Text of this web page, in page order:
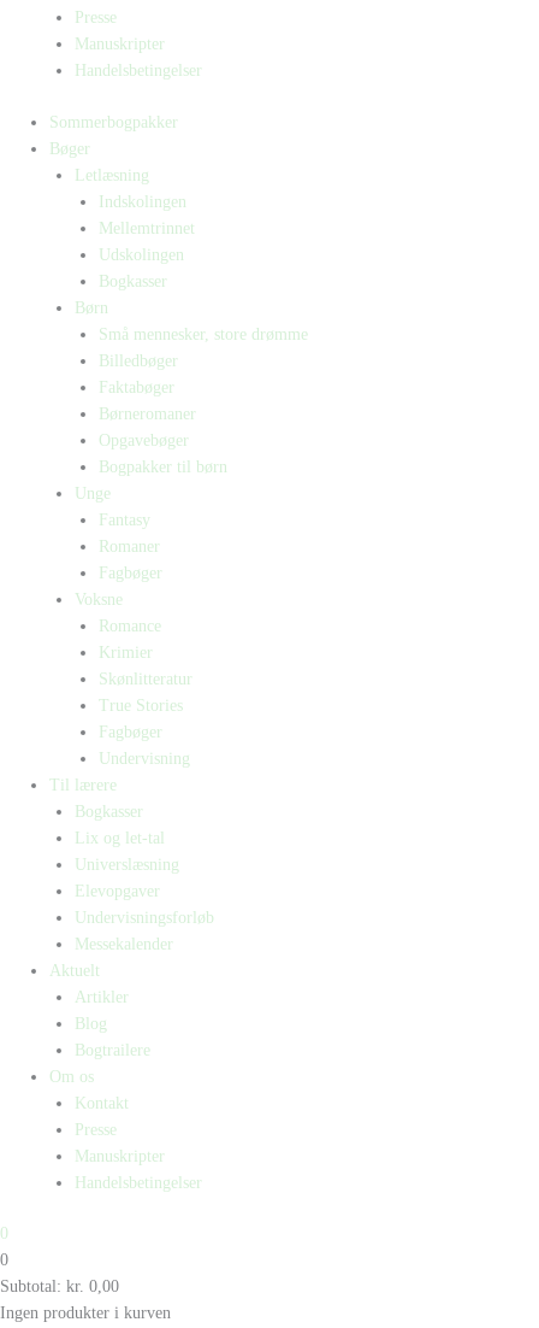
Presse
Manuskripter
Handelsbetingelser
Sommerbogpakker
Bøger
Letlæsning
Indskolingen
Mellemtrinnet
Udskolingen
Bogkasser
Børn
Små mennesker, store drømme
Billedbøger
Faktabøger
Børneromaner
Opgavebøger
Bogpakker til børn
Unge
Fantasy
Romaner
Fagbøger
Voksne
Romance
Krimier
Skønlitteratur
True Stories
Fagbøger
Undervisning
Til lærere
Bogkasser
Lix og let-tal
Universlæsning
Elevopgaver
Undervisningsforløb
Messekalender
Aktuelt
Artikler
Blog
Bogtrailere
Om os
Kontakt
Presse
Manuskripter
Handelsbetingelser
0
0
Subtotal: kr. 0,00
Ingen produkter i kurven